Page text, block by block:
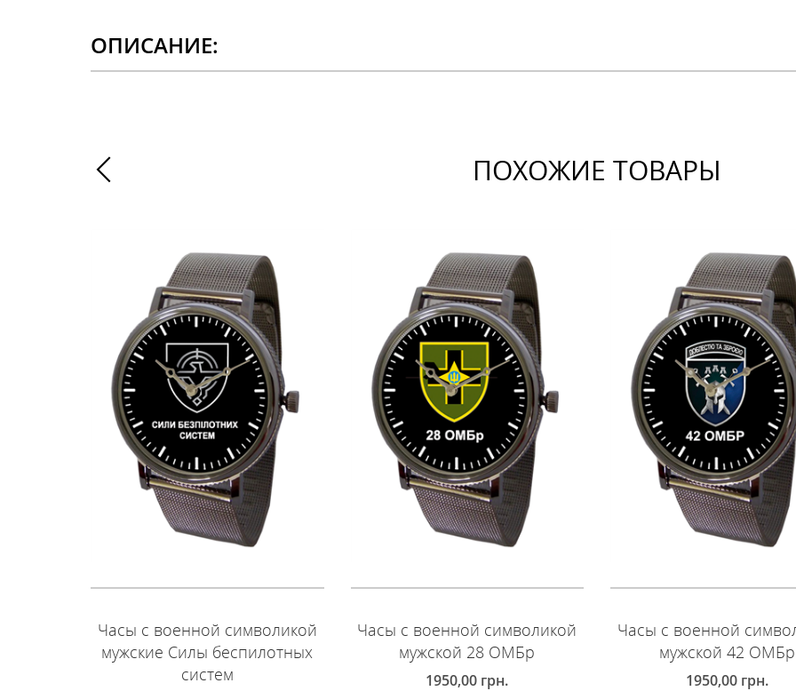
ОПИСАНИЕ:
ПОХОЖИЕ ТОВАРЫ
Часы с военной символикой
мужские Силы беспилотных
систем
Часы с военной символикой
мужской 28 ОМБр
1950,00 грн.
Часы с военной
мужской 42 ОМБр
1950,00 грн.